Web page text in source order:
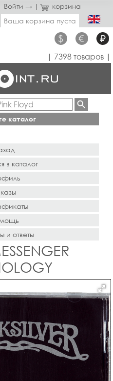
Войти → |
корзина
Ваша корзина пуста
$ € ₽
| 7398 товаров |
каталог
в каталог
и ответы